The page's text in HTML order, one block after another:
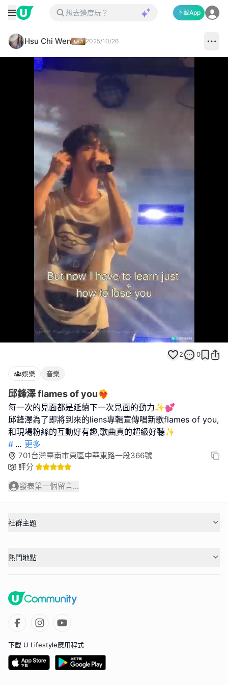
下載App
Hsu Chi Wen 2025/10/26
100.00%
2 0
娛樂 音樂
邱鋒澤 flames of you❤️‍🔥
每一次的見面都是延續下一次見面的動力✨💕
邱鋒澤為了即將到來的liens專輯宣傳唱新歌flames of you,
# ... 更多
701台灣臺南市東區中華東路一段366號
評分
發表第一個留言...
社群主題
熱門地點
下載 U Lifestyle應用程式